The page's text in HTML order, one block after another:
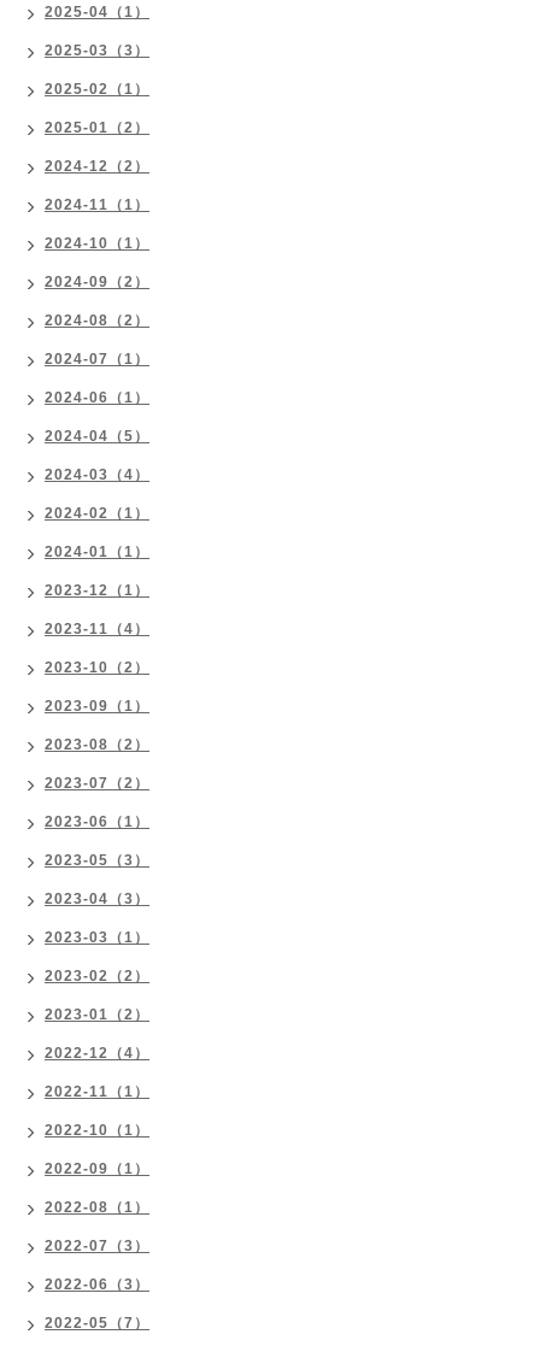
2025-04（1）
2025-03（3）
2025-02（1）
2025-01（2）
2024-12（2）
2024-11（1）
2024-10（1）
2024-09（2）
2024-08（2）
2024-07（1）
2024-06（1）
2024-04（5）
2024-03（4）
2024-02（1）
2024-01（1）
2023-12（1）
2023-11（4）
2023-10（2）
2023-09（1）
2023-08（2）
2023-07（2）
2023-06（1）
2023-05（3）
2023-04（3）
2023-03（1）
2023-02（2）
2023-01（2）
2022-12（4）
2022-11（1）
2022-10（1）
2022-09（1）
2022-08（1）
2022-07（3）
2022-06（3）
2022-05（7）